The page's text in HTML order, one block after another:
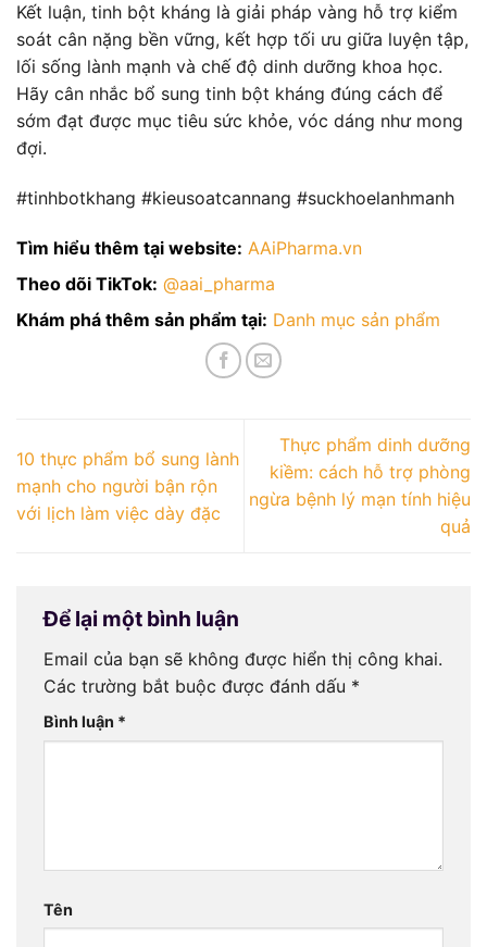
Kết luận, tinh bột kháng là giải pháp vàng hỗ trợ kiểm
soát cân nặng bền vững, kết hợp tối ưu giữa luyện tập,
lối sống lành mạnh và chế độ dinh dưỡng khoa học.
Hãy cân nhắc bổ sung tinh bột kháng đúng cách để
sớm đạt được mục tiêu sức khỏe, vóc dáng như mong
đợi.
#tinhbotkhang #kieusoatcannang #suckhoelanhmanh
Tìm hiểu thêm tại website: AAiPharma.vn
Theo dõi TikTok: @aai_pharma
Khám phá thêm sản phẩm tại: Danh mục sản phẩm
10 thực phẩm bổ sung lành
mạnh cho người bận rộn
với lịch làm việc dày đặc
Thực phẩm dinh dưỡng
kiềm: cách hỗ trợ phòng
ngừa bệnh lý mạn tính hiệu
quả
Để lại một bình luận
Email của bạn sẽ không được hiển thị công khai.
Các trường bắt buộc được đánh dấu *
Bình luận *
Tên